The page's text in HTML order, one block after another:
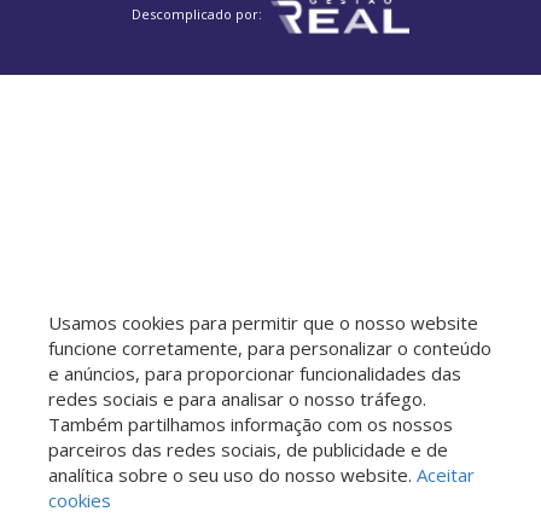
Descomplicado por:
Usamos cookies para permitir que o nosso website
funcione corretamente, para personalizar o conteúdo
e anúncios, para proporcionar funcionalidades das
redes sociais e para analisar o nosso tráfego.
Também partilhamos informação com os nossos
parceiros das redes sociais, de publicidade e de
analítica sobre o seu uso do nosso website. Aceitar
cookies